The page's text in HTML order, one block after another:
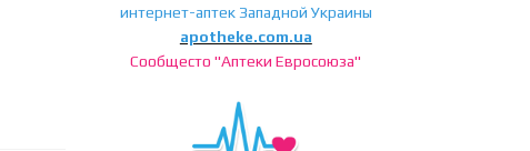
интернет-аптек Западной Украины
apotheke.com.ua
Сообщесто "Аптеки Евросоюза"